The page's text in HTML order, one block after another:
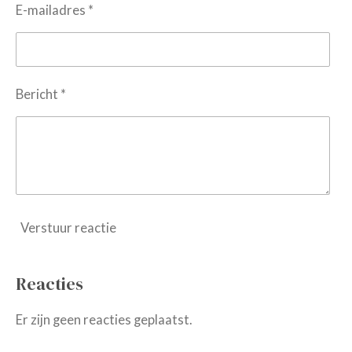
E-mailadres *
Bericht *
Verstuur reactie
Reacties
Er zijn geen reacties geplaatst.